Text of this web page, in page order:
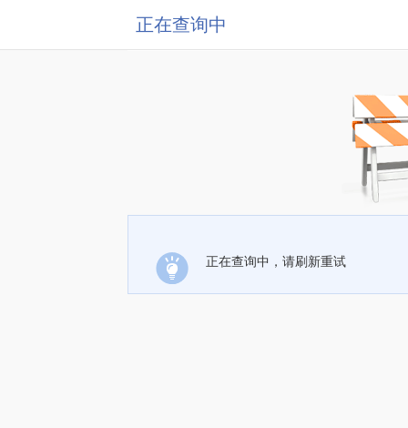
正在查询中
正在查询中，请刷新重试